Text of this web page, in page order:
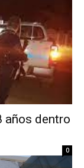
años dentro
0